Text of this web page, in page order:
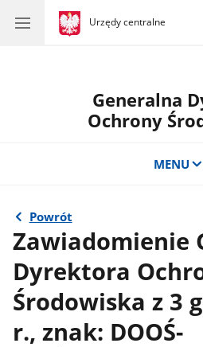
gov.pl
Urzędy centralne
gov.pl
Urzędy
Generalna
Ochrony
MENU
Powrót
Zawiadomienie
Dyrektora
Środowiska z 3
r., znak: DOOŚ-